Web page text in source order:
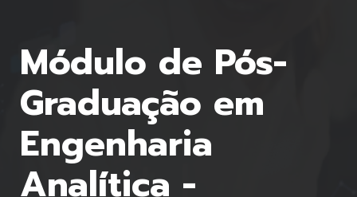
Módulo de Pós-
Graduação em
Engenharia
Analítica -